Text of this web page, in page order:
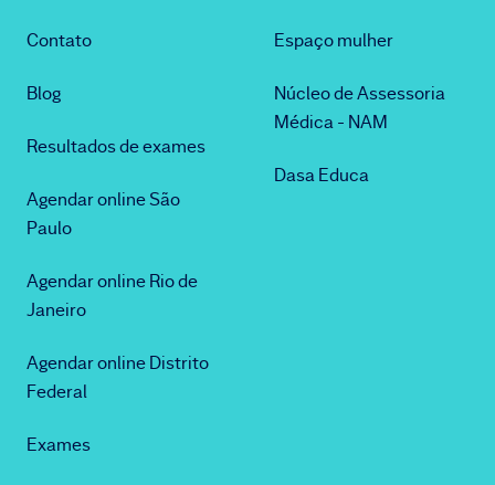
Contato
Blog
Resultados de exames
Agendar online São
Paulo
Agendar online Rio de
Janeiro
Agendar online Distrito
Federal
Exames
Espaço mulher
Núcleo de Assessoria
Médica - NAM
Dasa Educa